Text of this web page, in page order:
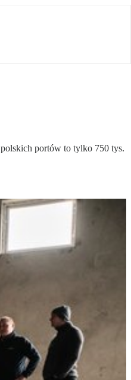
polskich portów to tylko 750 tys.